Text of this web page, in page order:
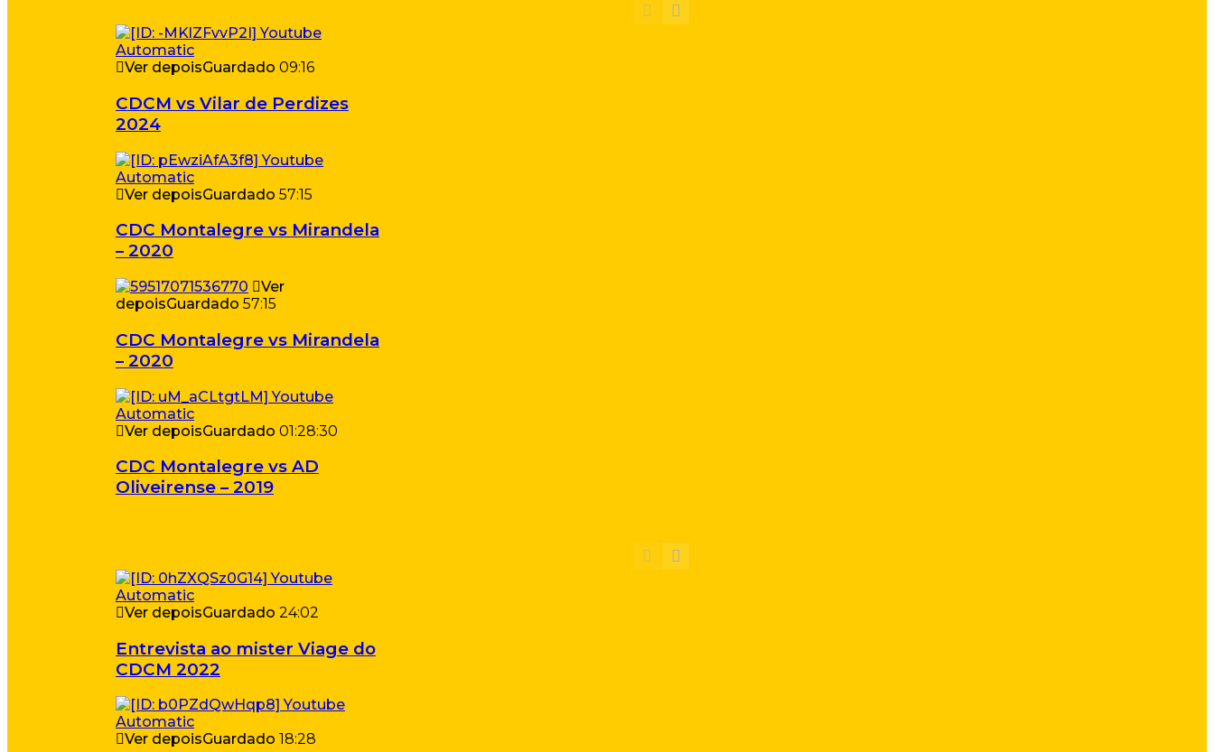
Ver depoisGuardado 09:16
CDCM vs Vilar de Perdizes
2024
Ver depoisGuardado 57:15
CDC Montalegre vs Mirandela
– 2020
Ver
depoisGuardado 57:15
CDC Montalegre vs Mirandela
– 2020
Ver depoisGuardado 01:28:30
CDC Montalegre vs AD
Oliveirense – 2019
Ver depoisGuardado 24:02
Entrevista ao mister Viage do
CDCM 2022
Ver depoisGuardado 18:28